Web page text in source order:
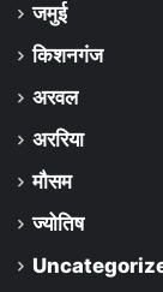
जमुई
किशनगंज
अरवल
अररिया
मौसम
ज्योतिष